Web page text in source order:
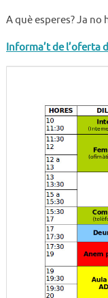
A què esperes? Ja no
Informa’t de l’oferta